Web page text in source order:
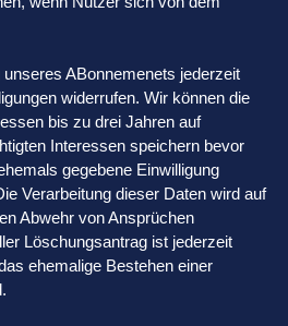
ABonnemenets jederzeit
widerrufen. Wir können die
bis zu drei Jahren auf
Interessen speichern bevor
gegebene Einwilligung
Verarbeitung dieser Daten wird auf
Abwehr von Ansprüchen
Löschungsantrag ist jederzeit
ehemalige Bestehen einer